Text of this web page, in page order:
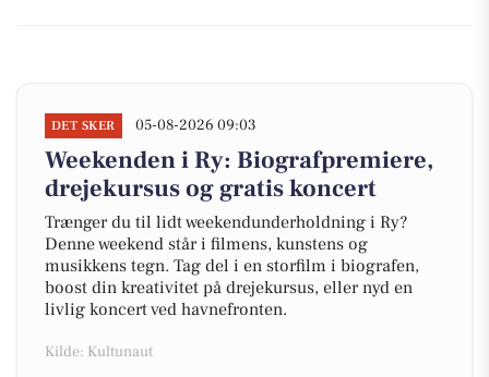
DET SKER 05-08-2026 09:03
Weekenden i Ry: Biografpremiere,
drejekursus og gratis koncert
Trænger du til lidt weekendunderholdning i Ry?
Denne weekend står i filmens, kunstens og
musikkens tegn. Tag del i en storfilm i biografen,
boost din kreativitet på drejekursus, eller nyd en
livlig koncert ved havnefronten.
Kilde: Kultunaut